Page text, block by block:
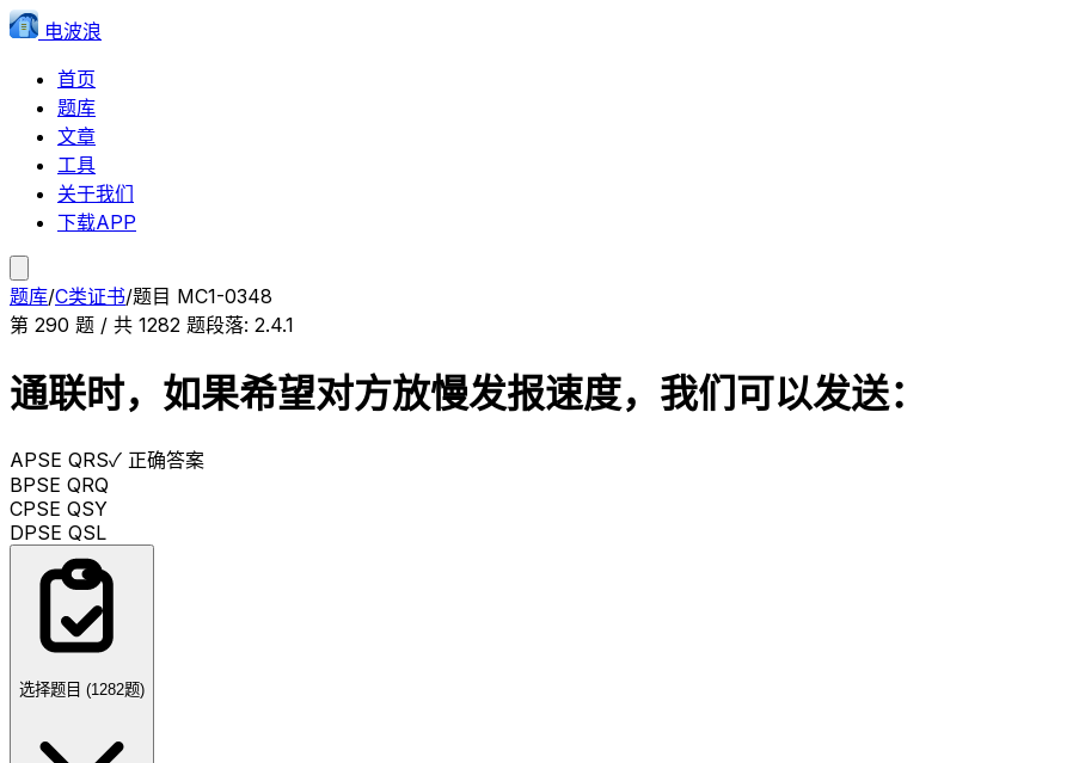
电波浪
首页
题库
文章
工具
关于我们
下载APP
题库/C类证书/题目 MC1-0348
第 290 题 / 共 1282 题段落: 2.4.1
通联时，如果希望对方放慢发报速度，我们可以发送：
APSE QRS✓ 正确答案
BPSE QRQ
CPSE QSY
DPSE QSL
选择题目 (1282题)